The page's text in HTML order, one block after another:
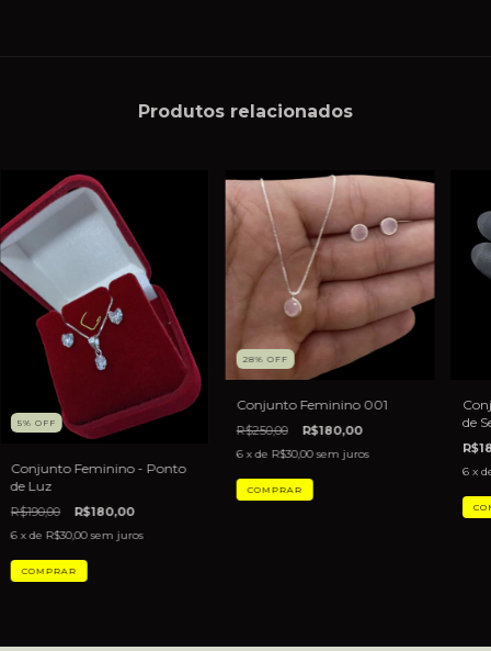
Produtos relacionados
5% OFF
Conjunto Feminino - Ponto
de Luz
R$190,00 R$180,00
6 x de R$30,00 sem juros
28%OFF
Conjunto Feminino 001
R$250,00 R$180,00
6 x de R$30,00 sem juros
de
6 x